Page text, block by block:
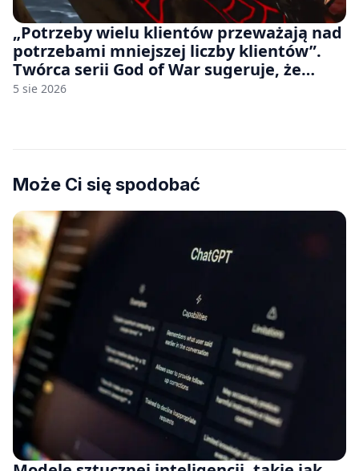
„Potrzeby wielu klientów przeważają nad
potrzebami mniejszej liczby klientów”.
Twórca serii God of War sugeruje, że
rozumie, dlaczego Sony rezygnuje z gier
5 sie 2026
Może Ci się spodobać